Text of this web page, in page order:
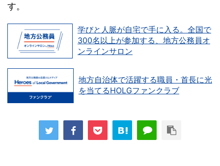
す。
学びと人脈が自宅で手に入る。全国で
300名以上が参加する、地方公務員オ
ンラインサロン
地方自治体で活躍する職員・首長に光
を当てるHOLGファンクラブ